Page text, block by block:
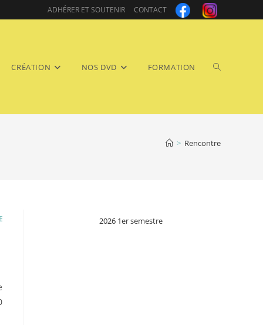
ADHÉRER ET SOUTENIR CONTACT
CRÉATION NOS DVD FORMATION Toggle
> Rencontre
2026 1er semestre